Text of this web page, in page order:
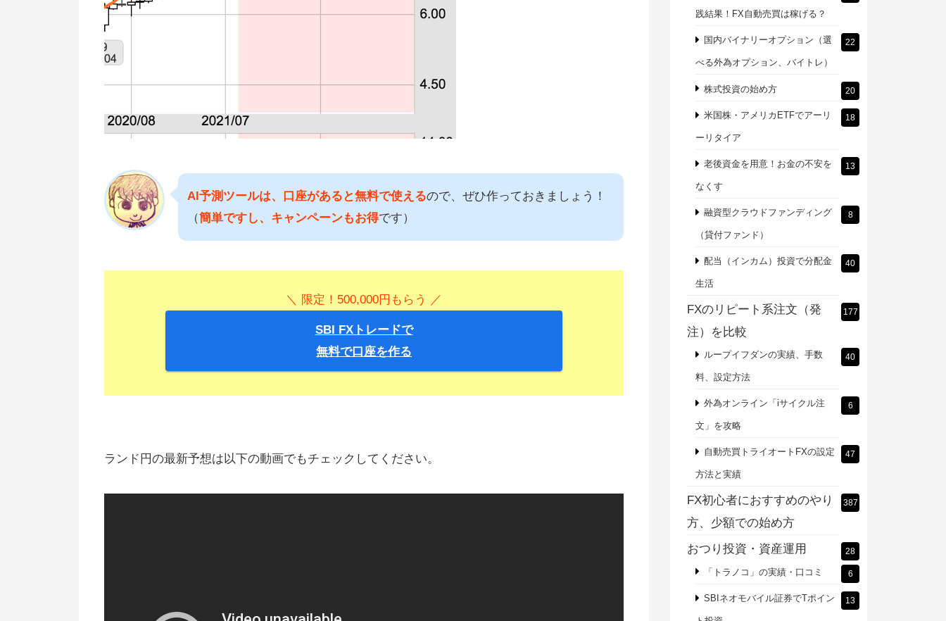
AI予測ツールは、口座があると無料で使えるので、ぜひ作っておきましょう！
（簡単ですし、キャンペーンもお得です）
＼ 限定！500,000円もらう ／
SBI FXトレードで
無料で口座を作る
ランド円の最新予想は以下の動画でもチェックしてください。
践結果！FX自動売買は稼げる？
国内バイナリーオプション（選
べる外為オプション、バイトレ）
22
株式投資の始め方 20
米国株・アメリカETFでアーリ
ーリタイア
18
老後資金を用意！お金の不安を
なくす
13
融資型クラウドファンディング
（貸付ファンド）
8
配当（インカム）投資で分配金
生活
40
FXのリピート系注文（発
注）を比較
177
ループイフダンの実績、手数
料、設定方法
40
外為オンライン「iサイクル注
文」を攻略
6
自動売買トライオートFXの設定
方法と実績
47
FX初心者におすすめのやり
方、少額での始め方
387
おつり投資・資産運用 28
「トラノコ」の実績・口コミ 6
SBIネオモバイル証券でTポイン 13